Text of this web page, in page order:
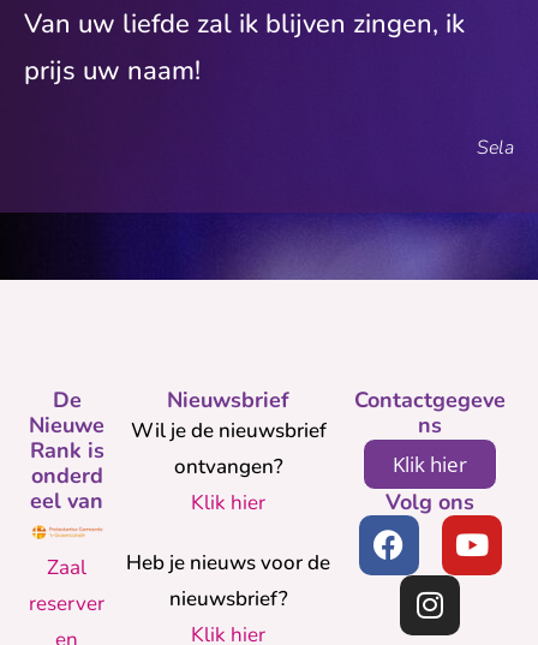
Van uw liefde zal ik blijven zingen, ik
prijs uw naam!
Sela
Nieuwsbrief
Wil je de nieuwsbrief
ontvangen?
Klik hier
Heb je nieuws voor de
nieuwsbrief?
Klik hier
De
Nieuwe
Rank is
onderd
eel van
Zaal
reserver
en
Contactgegeve
ns
Klik hier
Volg ons